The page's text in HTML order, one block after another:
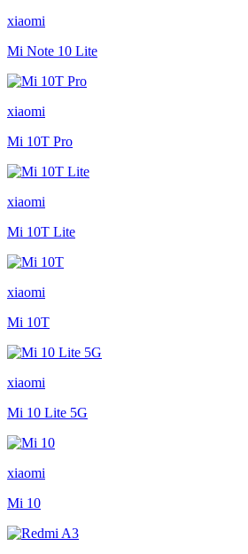
xiaomi
Mi Note 10 Lite
xiaomi
Mi 10T Pro
xiaomi
Mi 10T Lite
xiaomi
Mi 10T
xiaomi
Mi 10 Lite 5G
xiaomi
Mi 10